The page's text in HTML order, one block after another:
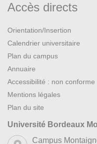
Accès directs
Orientation/Insertion
Calendrier universitaire
Plan du campus
Annuaire
Accessibilité : non conforme
Mentions légales
Plan du site
Université Bordeaux
Campus